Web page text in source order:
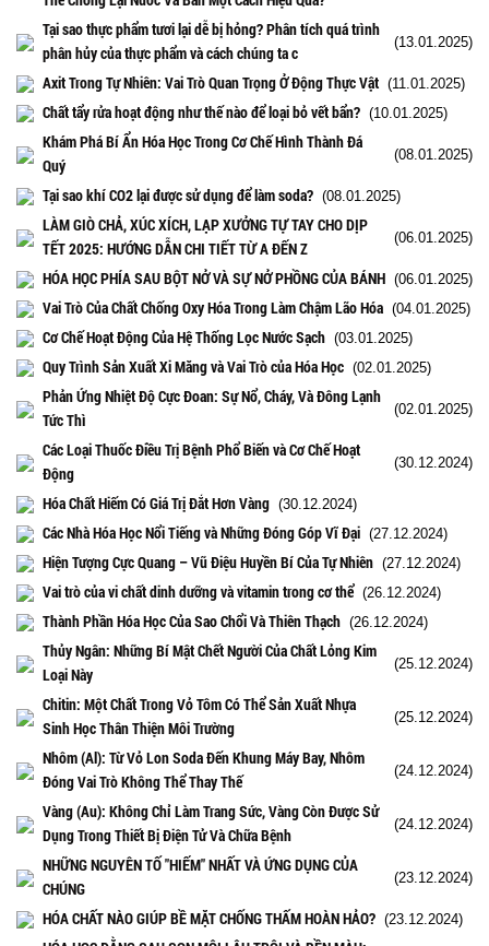
Tại sao thực phẩm tươi lại dễ bị hỏng? Phân tích quá trình
phân hủy của thực phẩm và cách chúng ta c
(13.01.2025)
Axit Trong Tự Nhiên: Vai Trò Quan Trọng Ở Động Thực Vật (11.01.2025)
Chất tẩy rửa hoạt động như thế nào để loại bỏ vết bẩn? (10.01.2025)
Khám Phá Bí Ẩn Hóa Học Trong Cơ Chế Hình Thành Đá
Quý
(08.01.2025)
Tại sao khí CO2 lại được sử dụng để làm soda? (08.01.2025)
LÀM GIÒ CHẢ, XÚC XÍCH, LẠP XƯỞNG TỰ TAY CHO DỊP
TẾT 2025: HƯỚNG DẪN CHI TIẾT TỪ A ĐẾN Z
(06.01.2025)
HÓA HỌC PHÍA SAU BỘT NỞ VÀ SỰ NỞ PHỒNG CỦA BÁNH (06.01.2025)
Vai Trò Của Chất Chống Oxy Hóa Trong Làm Chậm Lão Hóa (04.01.2025)
Cơ Chế Hoạt Động Của Hệ Thống Lọc Nước Sạch (03.01.2025)
Quy Trình Sản Xuất Xi Măng và Vai Trò của Hóa Học (02.01.2025)
Phản Ứng Nhiệt Độ Cực Đoan: Sự Nổ, Cháy, Và Đông Lạnh
Tức Thì
(02.01.2025)
Các Loại Thuốc Điều Trị Bệnh Phổ Biến và Cơ Chế Hoạt
Động
(30.12.2024)
Hóa Chất Hiếm Có Giá Trị Đắt Hơn Vàng (30.12.2024)
Các Nhà Hóa Học Nổi Tiếng và Những Đóng Góp Vĩ Đại (27.12.2024)
Hiện Tượng Cực Quang – Vũ Điệu Huyền Bí Của Tự Nhiên (27.12.2024)
Vai trò của vi chất dinh dưỡng và vitamin trong cơ thể (26.12.2024)
Thành Phần Hóa Học Của Sao Chổi Và Thiên Thạch (26.12.2024)
Thủy Ngân: Những Bí Mật Chết Người Của Chất Lỏng Kim
Loại Này
(25.12.2024)
Chitin: Một Chất Trong Vỏ Tôm Có Thể Sản Xuất Nhựa
Sinh Học Thân Thiện Môi Trường
(25.12.2024)
Nhôm (Al): Từ Vỏ Lon Soda Đến Khung Máy Bay, Nhôm
Đóng Vai Trò Không Thể Thay Thế
(24.12.2024)
Vàng (Au): Không Chỉ Làm Trang Sức, Vàng Còn Được Sử
Dụng Trong Thiết Bị Điện Tử Và Chữa Bệnh
(24.12.2024)
NHỮNG NGUYÊN TỐ "HIẾM" NHẤT VÀ ỨNG DỤNG CỦA
CHÚNG
(23.12.2024)
HÓA CHẤT NÀO GIÚP BỀ MẶT CHỐNG THẤM HOÀN HẢO? (23.12.2024)